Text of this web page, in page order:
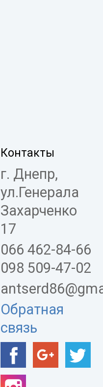
Контакты
г. Днепр,
ул.Генерала
Захарченко
17
066 462-84-66
098 509-47-02
Обратная
связь